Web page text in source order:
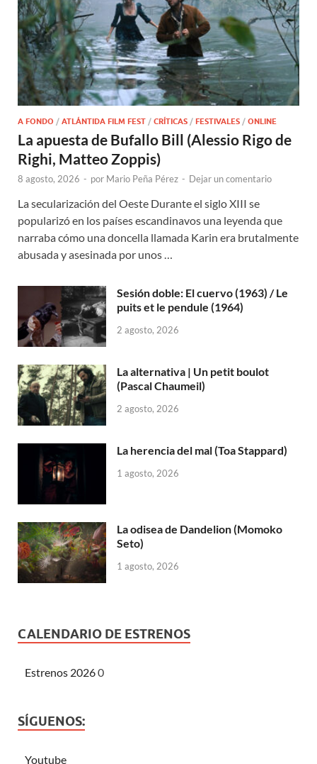
A FONDO / ATLÁNTIDA FILM FEST / CRÍTICAS / FESTIVALES / ONLINE
La apuesta de Bufallo Bill (Alessio Rigo de
Righi, Matteo Zoppis)
8 agosto, 2026 - por Mario Peña Pérez - Dejar un comentario
La secularización del Oeste Durante el siglo XIII se
popularizó en los países escandinavos una leyenda que
narraba cómo una doncella llamada Karin era brutalmente
abusada y asesinada por unos …
Sesión doble: El cuervo (1963) / Le
puits et le pendule (1964)
2 agosto, 2026
La alternativa | Un petit boulot
(Pascal Chaumeil)
2 agosto, 2026
La herencia del mal (Toa Stappard)
1 agosto, 2026
La odisea de Dandelion (Momoko
Seto)
1 agosto, 2026
CALENDARIO DE ESTRENOS
Estrenos 20260
SÍGUENOS:
Youtube